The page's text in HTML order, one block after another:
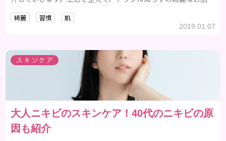
綺麗 習慣 肌
2019.01.07
スキンケア
大人ニキビのスキンケア！40代のニキビの原
因も紹介